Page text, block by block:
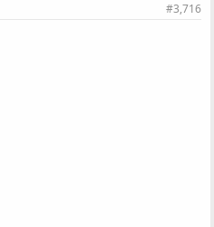
#3,716